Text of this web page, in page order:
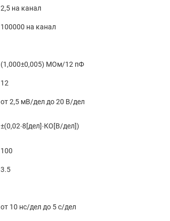
2,5 на канал
100000 на канал
(1,000±0,005) МОм/12 пФ
12
от 2,5 мВ/дел до 20 В/дел
±(0,02∙8[дел]∙КО[В/дел])
100
3.5
от 10 нс/дел до 5 с/дел